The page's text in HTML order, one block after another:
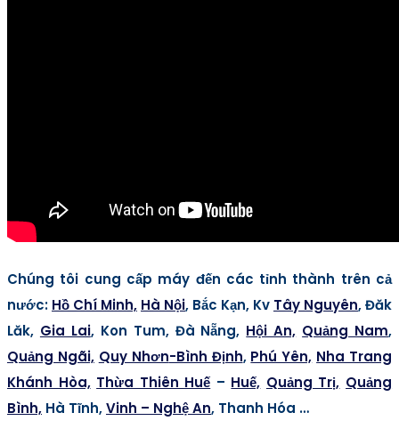
Chúng tôi cung cấp máy đến các tỉnh thành trên cả
nước: Hồ Chí Minh, Hà Nội, Bắc Kạn, Kv Tây Nguyên, Đăk
Lăk, Gia Lai, Kon Tum, Đà Nẵng, Hội An, Quảng Nam,
Quảng Ngãi, Quy Nhơn-Bình Định, Phú Yên, Nha Trang
Khánh Hòa, Thừa Thiên Huế – Huế, Quảng Trị, Quảng
Bình, Hà Tĩnh,Vinh – Nghệ An, Thanh Hóa …